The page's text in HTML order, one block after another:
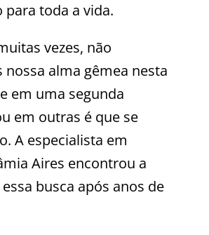
toda a vida.
vezes, não
alma gêmea nesta
em uma segunda
em outras é que se
A especialista em
Aires encontrou a
busca após anos de